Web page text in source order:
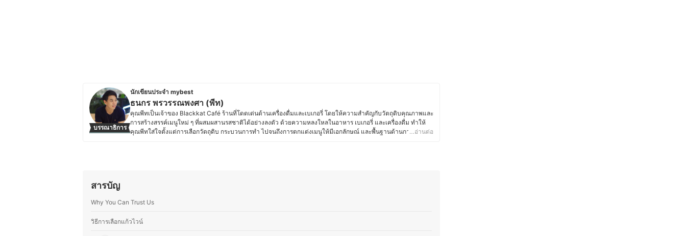
บรรณาธิการ
นักเขียนประจำ mybest
ธนกร พรวรรณพงศา (พีท)
คุณพีทเป็นเจ้าของ Blackkat Café ร้านที่โดดเด่นด้านเครื่องดื่มและเบเกอรี่ โดยให้ความสำคัญกับวัตถุดิบคุณภาพและ
การสร้างสรรค์เมนูใหม่ ๆ ที่ผสมผสานรสชาติได้อย่างลงตัว ด้วยความหลงใหลในอาหาร เบเกอรี่ และเครื่องดื่ม ทำให้
คุณพีทใส่ใจตั้งแต่การเลือกวัตถุดิบ กระบวนการทำ ไปจนถึงการตกแต่งเมนูให้มีเอกลักษณ์ และพื้นฐานด้านการท่อง
…อ่านต่อ
สารบัญ
Why You Can Trust Us
วิธีการเลือกแก้วไวน์